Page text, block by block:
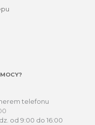
telefonu
od 9:00 do 16:00